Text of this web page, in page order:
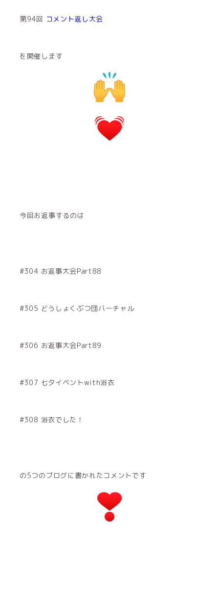
第94回 コメント返し大会
を開催します
今回お返事するのは
#304 お返事大会Part88
#305 どうしょくぶつ団バーチャル
#306 お返事大会Part89
#307 七夕イベントwith浴衣
#308 浴衣でした！
の5つのブログに書かれたコメントです